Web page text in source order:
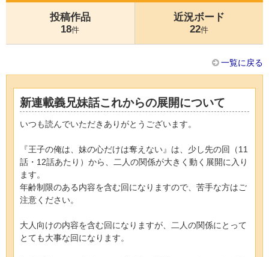
投稿作品
18件
近況ボード
22件
一覧に戻る
新連載義兄妹話これからの展開について
いつも読んでいただきありがとうございます。
『王子の俺は、妹の心だけは奪えない』は、少し先の回（11
話・12話あたり）から、二人の関係が大きく動く展開に入り
ます。
年齢制限のある内容を含む回になりますので、苦手な方はご
注意ください。
大人向けの内容を含む回になりますが、二人の関係にとって
とても大事な回になります。